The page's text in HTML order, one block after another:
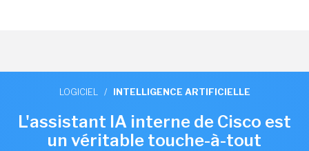
LOGICIEL / INTELLIGENCE ARTIFICIELLE
L'assistant IA interne de Cisco est
un véritable touche-à-tout